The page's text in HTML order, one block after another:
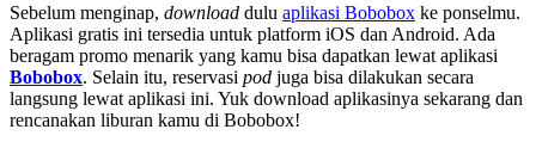
Sebelum menginap, download dulu aplikasi Bobobox ke ponselmu.
Aplikasi gratis ini tersedia untuk platform iOS dan Android. Ada
beragam promo menarik yang kamu bisa dapatkan lewat aplikasi
Bobobox. Selain itu, reservasi pod juga bisa dilakukan secara
langsung lewat aplikasi ini. Yuk download aplikasinya sekarang dan
rencanakan liburan kamu di Bobobox!